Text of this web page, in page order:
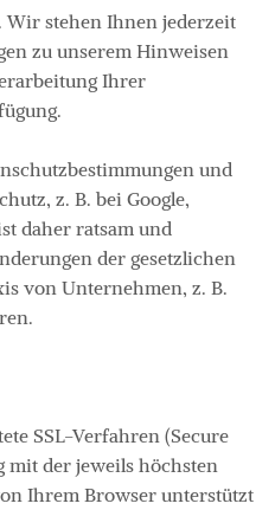
Wir stehen Ihnen jederzeit
zu unserem Hinweisen
Ihrer
und
z. B. bei Google,
daher ratsam und
der gesetzlichen
von Unternehmen, z. B.
SSL-Verfahren (Secure
mit der jeweils höchsten
Ihrem Browser unterstützt